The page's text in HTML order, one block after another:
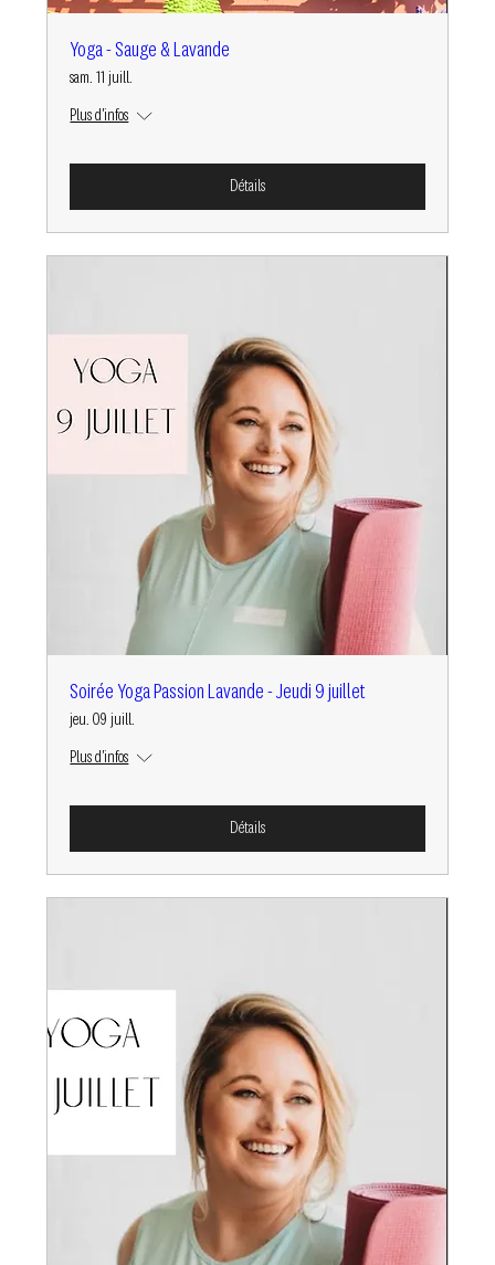
Yoga - Sauge & Lavande
sam. 11 juill.
Plus d'infos
Détails
Soirée Yoga Passion Lavande - Jeudi 9 juillet
jeu. 09 juill.
Plus d'infos
Détails